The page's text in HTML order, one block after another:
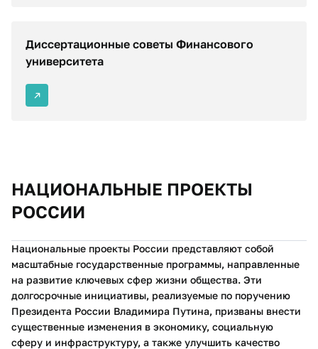
Диссертационные советы Финансового
университета
НАЦИОНАЛЬНЫЕ ПРОЕКТЫ
РОССИИ
Национальные проекты России представляют собой
масштабные государственные программы, направленные
на развитие ключевых сфер жизни общества. Эти
долгосрочные инициативы, реализуемые по поручению
Президента России Владимира Путина, призваны внести
существенные изменения в экономику, социальную
сферу и инфраструктуру, а также улучшить качество